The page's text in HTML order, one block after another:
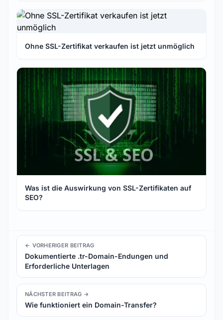
Ohne SSL-Zertifikat verkaufen ist jetzt unmöglich
Was ist die Auswirkung von SSL-Zertifikaten auf
SEO?
← VORHERIGER BEITRAG
Dokumentierte .tr-Domain-Endungen und
Erforderliche Unterlagen
NÄCHSTER BEITRAG →
Wie funktioniert ein Domain-Transfer?